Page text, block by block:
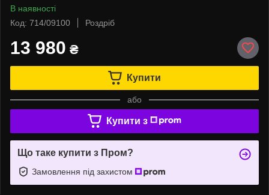
В наявності
Код: 714/09100
Роздріб
13 980 ₴
Купити
або
Купити з
Що таке купити з Пром?
Замовлення під захистом